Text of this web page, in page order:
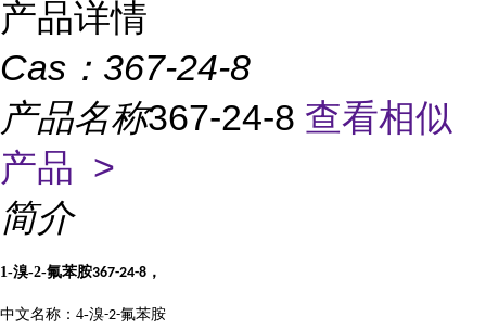
产品详情
Cas： 367-24-8
产品名称367-24-8 查看相似
产品 >
简介
1-溴-2-氟苯胺367-24-8 ，
中文名称： 4-溴-2-氟苯胺